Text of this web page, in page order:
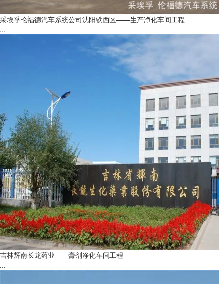
采埃孚伦福德汽车系统公司沈阳铁西区——生产净化车间工程
...
吉林辉南长龙药业——膏剂净化车间工程
...